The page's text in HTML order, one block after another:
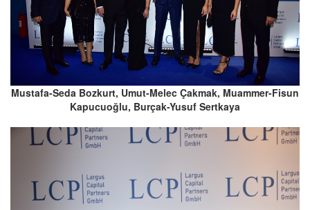
Mustafa-Seda Bozkurt, Umut-Melec Çakmak, Muammer-Fisun
Kapucuoğlu, Burçak-Yusuf Sertkaya